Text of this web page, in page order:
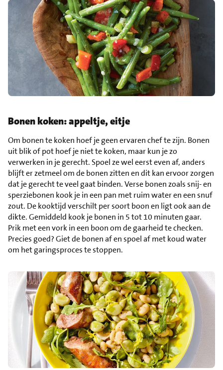
Bonen koken: appeltje, eitje
Om bonen te koken hoef je geen ervaren chef te zijn. Bonen
uit blik of pot hoef je niet te koken, maar kun je zo
verwerken in je gerecht. Spoel ze wel eerst even af, anders
blijft er zetmeel om de bonen zitten en dit kan ervoor zorgen
dat je gerecht te veel gaat binden. Verse bonen zoals snij- en
sperziebonen kook je in een pan met ruim water en een snuf
zout. De kooktijd verschilt per soort boon en ligt ook aan de
dikte. Gemiddeld kook je bonen in 5 tot 10 minuten gaar.
Prik met een vork in een boon om de gaarheid te checken.
Precies goed? Giet de bonen af en spoel af met koud water
om het garingsproces te stoppen.